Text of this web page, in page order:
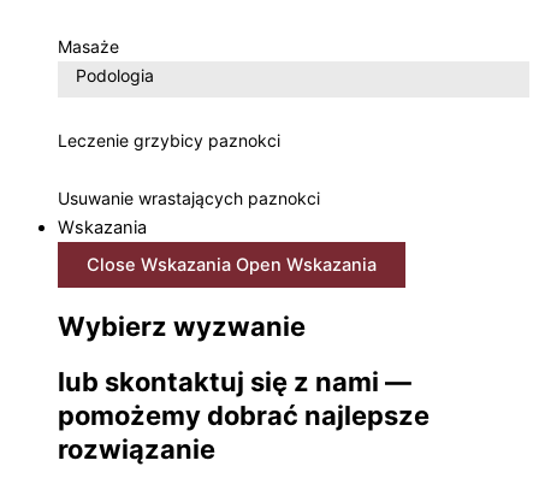
Masaże
Podologia
Leczenie grzybicy paznokci
Usuwanie wrastających paznokci
Wskazania
Close Wskazania Open Wskazania
Wybierz wyzwanie
lub skontaktuj się z nami —
pomożemy dobrać najlepsze
rozwiązanie